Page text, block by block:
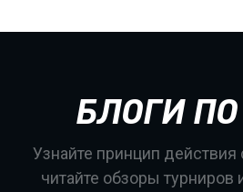
БЛОГИ
Узнайте принцип действия
читайте обзоры турниров